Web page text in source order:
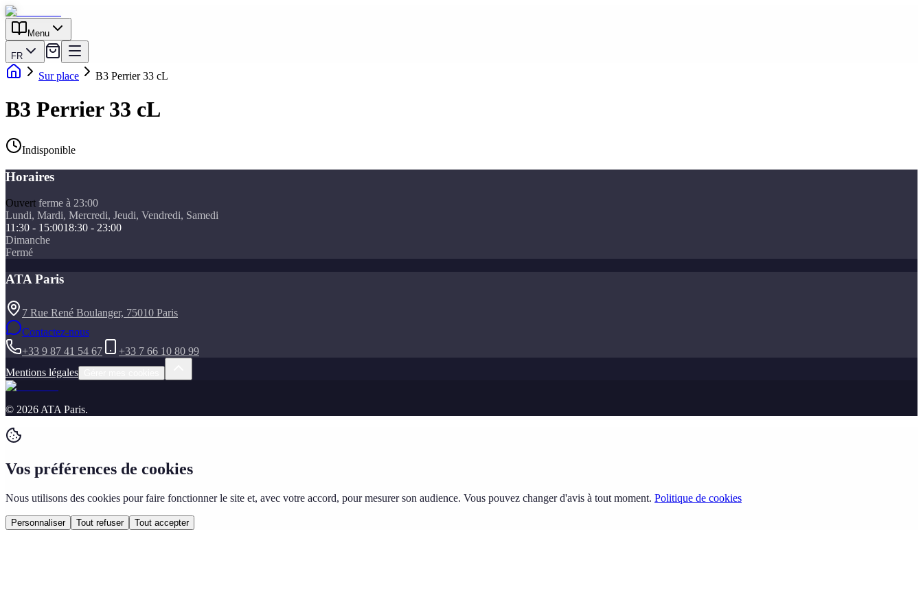
Menu
FR
Sur place B3 Perrier 33 cL
B3 Perrier 33 cL
Indisponible
Horaires
Ouvert ferme à 23:00
Lundi, Mardi, Mercredi, Jeudi, Vendredi, Samedi
11:30 - 15:0018:30 - 23:00
Dimanche
Fermé
ATA Paris
7 Rue René Boulanger, 75010 Paris
Contactez-nous
+33 9 87 41 54 67
+33 7 66 10 80 99
Mentions légales
© 2026 ATA Paris.
Vos préférences de cookies
Nous utilisons des cookies pour faire fonctionner le site et, avec votre accord, pour mesurer son audience. Vous pouvez changer d'avis à tout moment. Politique de cookies
Personnaliser Tout refuser Tout accepter